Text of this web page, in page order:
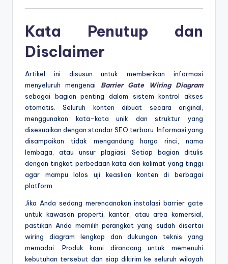
Kata Penutup dan
Disclaimer
Artikel ini disusun untuk memberikan informasi
menyeluruh mengenai Barrier Gate Wiring Diagram
sebagai bagian penting dalam sistem kontrol akses
otomatis. Seluruh konten dibuat secara original,
menggunakan kata-kata unik dan struktur yang
disesuaikan dengan standar SEO terbaru. Informasi yang
disampaikan tidak mengandung harga rinci, nama
lembaga, atau unsur plagiasi. Setiap bagian ditulis
dengan tingkat perbedaan kata dan kalimat yang tinggi
agar mampu lolos uji keaslian konten di berbagai
platform.
Jika Anda sedang merencanakan instalasi barrier gate
untuk kawasan properti, kantor, atau area komersial,
pastikan Anda memilih perangkat yang sudah disertai
wiring diagram lengkap dan dukungan teknis yang
memadai. Produk kami dirancang untuk memenuhi
kebutuhan tersebut dan siap dikirim ke seluruh wilayah